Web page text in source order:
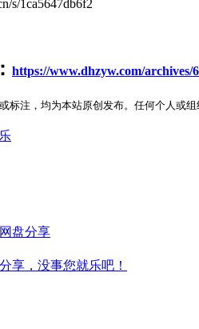
s/1ca5647db6f2
https://www.dhzyw.com/archives/
标注，均为本站原创发布。任何个人或
盘分享
享，没事您就乐吧！